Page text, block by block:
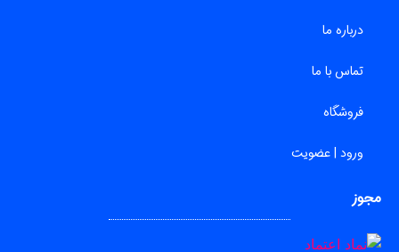
درباره ما
تماس با ما
فروشگاه
ورود | عضویت
مجوز